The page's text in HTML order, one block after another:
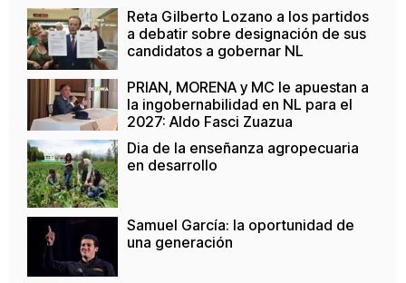
Reta Gilberto Lozano a los partidos
a debatir sobre designación de sus
candidatos a gobernar NL
PRIAN, MORENA y MC le apuestan a
la ingobernabilidad en NL para el
2027: Aldo Fasci Zuazua
Dia de la enseñanza agropecuaria
en desarrollo
Samuel García: la oportunidad de
una generación